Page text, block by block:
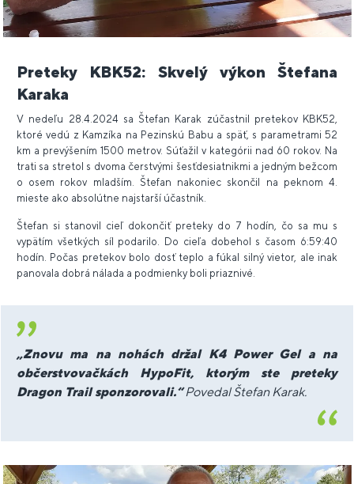
Preteky KBK52: Skvelý výkon Štefana
Karaka
V nedeľu 28.4.2024 sa Štefan Karak zúčastnil pretekov KBK52,
ktoré vedú z Kamzíka na Pezinskú Babu a späť, s parametrami 52
km a prevýšením 1500 metrov. Súťažil v kategórii nad 60 rokov. Na
trati sa stretol s dvoma čerstvými šesťdesiatnikmi a jedným bežcom
o osem rokov mladším. Štefan nakoniec skončil na peknom 4.
mieste ako absolútne najstarší účastník.
Štefan si stanovil cieľ dokončiť preteky do 7 hodín, čo sa mu s
vypätím všetkých síl podarilo. Do cieľa dobehol s časom 6:59:40
hodín. Počas pretekov bolo dosť teplo a fúkal silný vietor, ale inak
panovala dobrá nálada a podmienky boli priaznivé.
„Znovu ma na nohách držal K4 Power Gel a na
občerstvovačkách HypoFit, ktorým ste preteky
Dragon Trail sponzorovali.“Povedal Štefan Karak.